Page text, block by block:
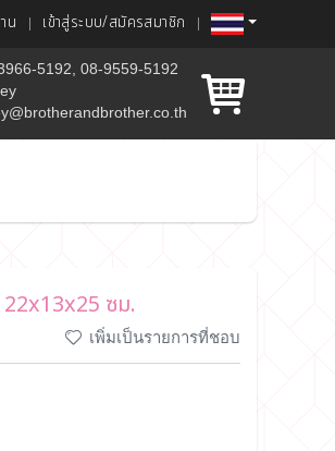
น เข้าสู่ระบบ/สมัครสมาชิก
5192, 08-9559-5192
ซม.
เพิ่มเป็นรายการที่ชอบ